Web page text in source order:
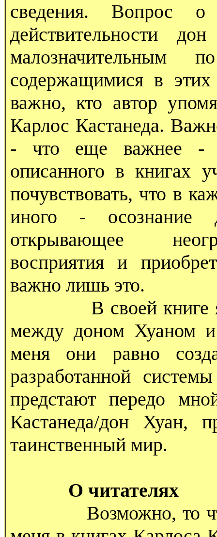
сведения. Вопрос
действительности
содержащимися в
важно, кто автор
Карлос Кастанеда.
- что еще важнее -
описанного в книгах
почувствовать, что в
иного - осознание
открывающее
восприятия и
важно лишь это.
В своей книге я не
между доном Хуаном
меня они равно
разработанной
предстают передо
Кастанеда/дон Хуан,
таинственный мир.
О читателях
Возможно, то что с